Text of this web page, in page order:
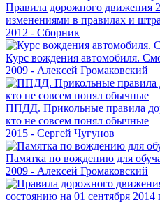
Правила дорожного движения
изменениями в правилах и
2012 - Сборник
Курс вождения автомобиля.
2009 - Алексей Громаковский
ППДД. Прикольные правила
кто не совсем понял обычные
2015 - Сергей Чугунов
Памятка по вождению для
2009 - Алексей Громаковский